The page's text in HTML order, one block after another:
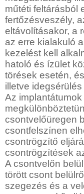
műtéti feltárásból
fertőzésveszély,
eltávolításakor, a
az erre kialakuló
kezelést kell
hatoló és ízület
törések esetén,
illetve
Az
csontvelőüregen
csontfelszínen
csontrögzítő
csontrögzítések
A csontvelőn
törött csont
szegezés és a